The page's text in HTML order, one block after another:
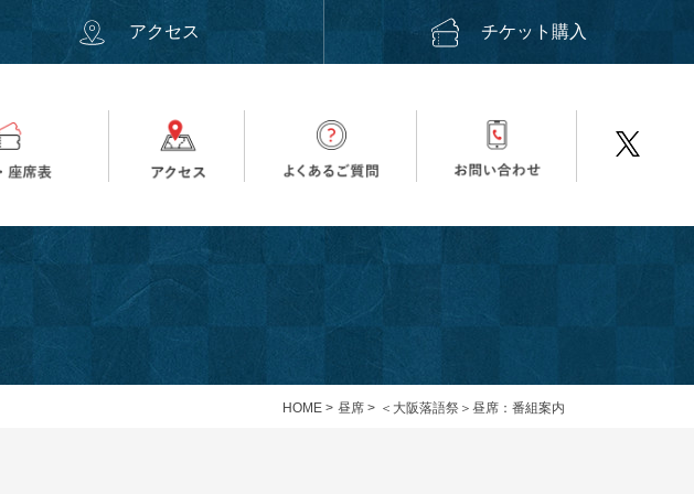
アクセス チケット購入
HOME > 昼席 > ＜大阪落語祭＞昼席：番組案内